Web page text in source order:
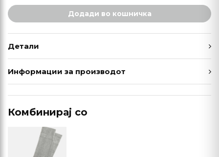
Додади во кошничка
Детали
Информации за производот
Комбинирај со